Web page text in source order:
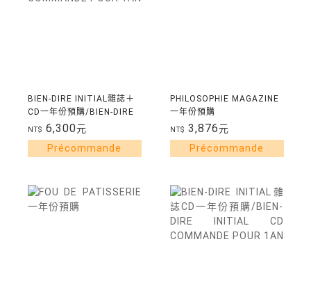
BIEN-DIRE INITIAL雜誌＋
CD一年份預購/BIEN-DIRE
INITIAL COMMANDE
POUR 1AN
NT$ 6,300元
PHILOSOPHIE MAGAZINE
一年份預購
NT$ 3,876元